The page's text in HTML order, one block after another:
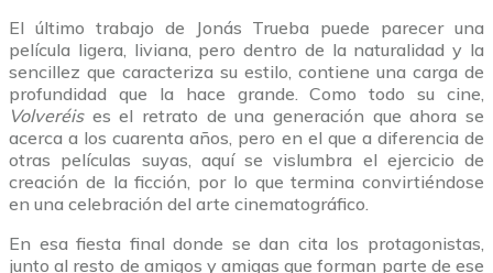
El último trabajo de Jonás Trueba puede parecer una
película ligera, liviana, pero dentro de la naturalidad y la
sencillez que caracteriza su estilo, contiene una carga de
profundidad que la hace grande. Como todo su cine,
Volveréises el retrato de una generación que ahora se
acerca a los cuarenta años, pero en el que a diferencia de
otras películas suyas, aquí se vislumbra el ejercicio de
creación de la ficción, por lo que termina convirtiéndose
en una celebración del arte cinematográfico.
En esa fiesta final donde se dan cita los protagonistas,
junto al resto de amigos y amigas que forman parte de ese